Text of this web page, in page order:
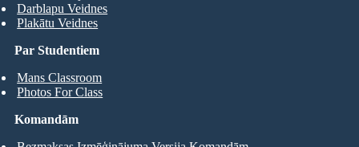
Par Studentiem
Mans Classroom
Photos For Class
Darblapu Veidnes
Plakātu Veidnes
Komandām